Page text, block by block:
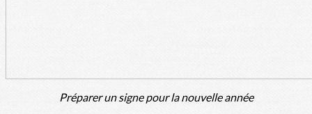
Préparer un signe pour la nouvelle année